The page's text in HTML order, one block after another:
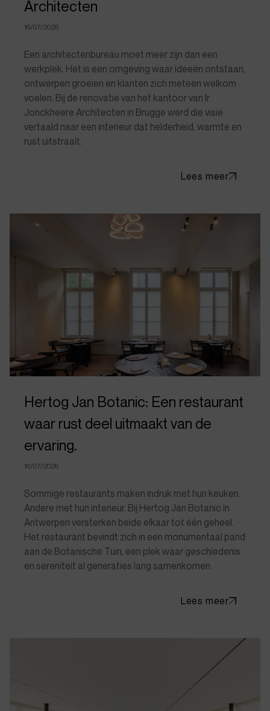
Architecten
16/07/2026
Een architectenbureau moet meer zijn dan een
werkplek. Het is een omgeving waar ideeën ontstaan,
ontwerpen groeien en klanten zich meteen welkom
voelen. Bij de renovatie van het kantoor van Ir
Jonckheere Architecten in Brugge werd die visie
vertaald naar een interieur dat helderheid, warmte en
rust uitstraalt.
Lees meer
Hertog Jan Botanic: Een restaurant
waar rust deel uitmaakt van de
ervaring.
16/07/2026
Sommige restaurants maken indruk met hun keuken.
Andere met hun interieur. Bij Hertog Jan Botanic in
Antwerpen versterken beide elkaar tot één geheel.
Het restaurant bevindt zich in een monumentaal pand
aan de Botanische Tuin, een plek waar geschiedenis
en sereniteit al generaties lang samenkomen.
Lees meer